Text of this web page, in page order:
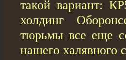
такой вариант:
холдинг
тюрьмы все еще
нашего халявного